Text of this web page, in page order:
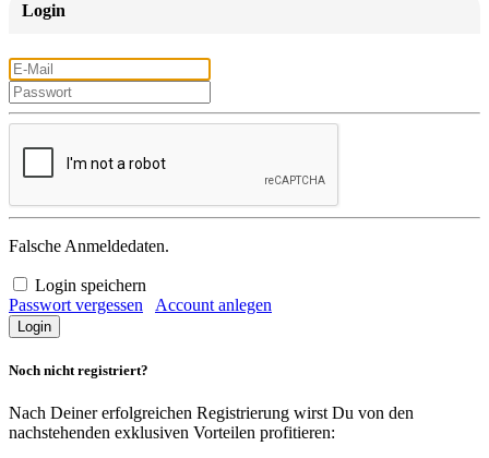
Login
Falsche Anmeldedaten.
Login speichern
Passwort vergessen
Account anlegen
Noch nicht registriert?
Nach Deiner erfolgreichen Registrierung wirst Du von den
nachstehenden exklusiven Vorteilen profitieren: